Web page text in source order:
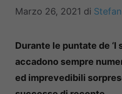
Marzo 26, 2021 di
Durante le puntate de ‘I
accadono sempre
ed imprevedibili